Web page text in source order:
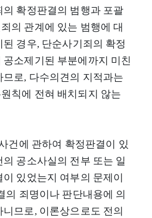
확정판결의 범행과 포괄
의 관계에 있는 범행에 대
경우, 단순사기죄의 확정
소제기된 부분에까지 미친
로, 다수의견의 지적과는
칙에 전혀 배치되지 않는
건에 관하여 확정판결이 있
공소사실의 전부 또는 일
있었는지 여부의 문제이
의 죄명이나 판단내용에 의
므로, 이론상으로도 전의